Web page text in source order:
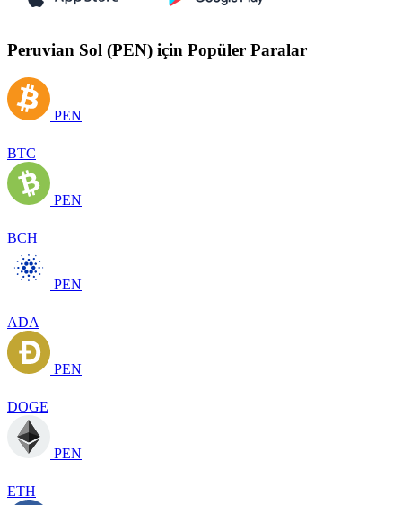
Peruvian Sol (PEN) için Popüler Paralar
PEN
BTC
PEN
BCH
PEN
ADA
PEN
DOGE
PEN
ETH